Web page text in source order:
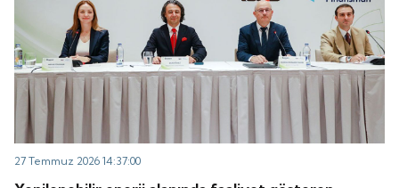
27 Temmuz 2026 14:37:00